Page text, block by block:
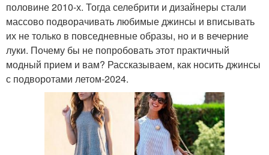
половине 2010-х. Тогда селебрити и дизайнеры стали
массово подворачивать любимые джинсы и вписывать
их не только в повседневные образы, но и в вечерние
луки. Почему бы не попробовать этот практичный
модный прием и вам? Рассказываем, как носить джинсы
с подворотами летом-2024.